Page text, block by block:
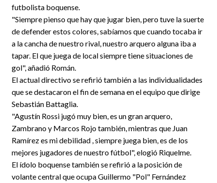
futbolista boquense.
"Siempre pienso que hay que jugar bien, pero tuve la suerte
de defender estos colores, sabíamos que cuando tocaba ir
a la cancha de nuestro rival, nuestro arquero alguna iba a
tapar. El que juega de local siempre tiene situaciones de
gol", añadió Román.
El actual directivo se refirió también a las individualidades
que se destacaron el fin de semana en el equipo que dirige
Sebastián Battaglia.
"Agustín Rossi jugó muy bien, es un gran arquero,
Zambrano y Marcos Rojo también, mientras que Juan
Ramírez es mi debilidad , siempre juega bien, es de los
mejores jugadores de nuestro fútbol", elogió Riquelme.
El ídolo boquense también se refirió a la posición de
volante central que ocupa Guillermo "Pol" Fernández